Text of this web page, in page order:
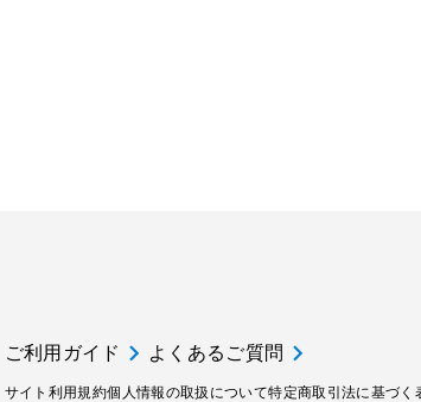
ご利用ガイド よくあるご質問
サイト利用規約個人情報の取扱について特定商取引法に基づく